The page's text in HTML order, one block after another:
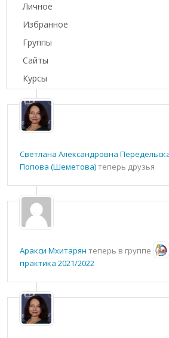
Личное
Избранное
Группы
Сайты
Курсы
Светлана Александровна
Попова (Шеметова)теперь друзья
Аракси Мхитарян теперь в группе
практика 2021/2022